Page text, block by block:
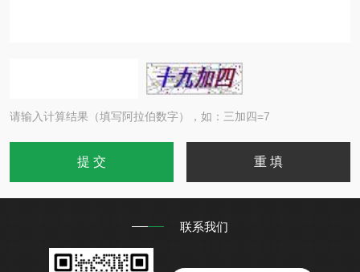
请输入计算结果（填写阿拉伯数字），如：三加四=7
联系我们